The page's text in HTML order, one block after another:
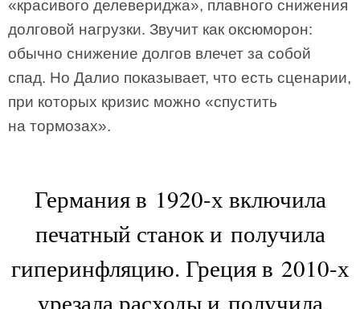
«красивого делевериджа», плавного снижения
долговой нагрузки. Звучит как оксюморон:
обычно снижение долгов влечет за собой
спад. Но Далио показывает, что есть сценарии,
при которых кризис можно «спустить
на тормозах».
Германия в 1920-х включила
печатный станок и получила
гиперинфляцию. Греция в 2010-х
урезала расходы и получила